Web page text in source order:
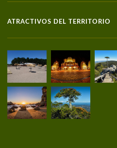
ATRACTIVOS DEL TERRITORIO